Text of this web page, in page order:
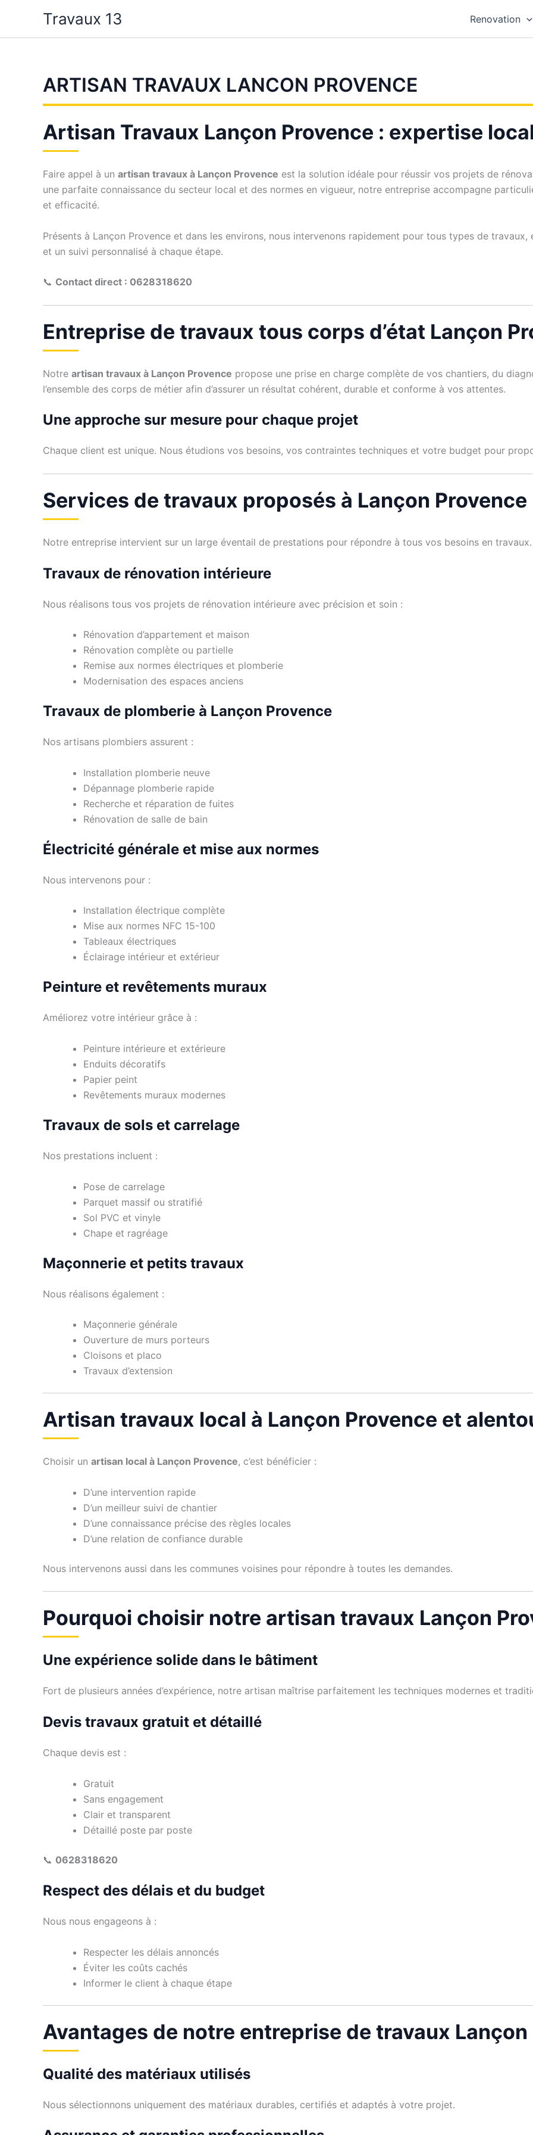
contenu
Travaux 13 Renovation
ARTISAN TRAVAUX LANCON PROVENCE
Artisan Travaux Lançon Provence : expertise
Faire appel à un artisan travaux à Lançon Provence est la solution idéale pour réussir vos projets de
une parfaite connaissance du secteur local et des normes en vigueur, notre entreprise accompagne
et efficacité.
Présents à Lançon Provence et dans les environs, nous intervenons rapidement pour tous types de
et un suivi personnalisé à chaque étape.
📞 Contact direct : 0628318620
Entreprise de travaux tous corps d’état Lançon
Notre artisan travaux à Lançon Provence propose une prise en charge complète de vos chantiers, du
l’ensemble des corps de métier afin d’assurer un résultat cohérent, durable et conforme à vos attentes.
Une approche sur mesure pour chaque projet
Chaque client est unique. Nous étudions vos besoins, vos contraintes techniques et votre budget pour
Services de travaux proposés à Lançon Provence
Notre entreprise intervient sur un large éventail de prestations pour répondre à tous vos besoins en travaux.
Travaux de rénovation intérieure
Nous réalisons tous vos projets de rénovation intérieure avec précision et soin :
Rénovation d’appartement et maison
Rénovation complète ou partielle
Remise aux normes électriques et plomberie
Modernisation des espaces anciens
Travaux de plomberie à Lançon Provence
Nos artisans plombiers assurent :
Installation plomberie neuve
Dépannage plomberie rapide
Recherche et réparation de fuites
Rénovation de salle de bain
Électricité générale et mise aux normes
Nous intervenons pour :
Installation électrique complète
Mise aux normes NFC 15-100
Tableaux électriques
Éclairage intérieur et extérieur
Peinture et revêtements muraux
Améliorez votre intérieur grâce à :
Peinture intérieure et extérieure
Enduits décoratifs
Papier peint
Revêtements muraux modernes
Travaux de sols et carrelage
Nos prestations incluent :
Pose de carrelage
Parquet massif ou stratifié
Sol PVC et vinyle
Chape et ragréage
Maçonnerie et petits travaux
Nous réalisons également :
Maçonnerie générale
Ouverture de murs porteurs
Cloisons et placo
Travaux d’extension
Artisan travaux local à Lançon Provence et
Choisir un artisan local à Lançon Provence, c’est bénéficier :
D’une intervention rapide
D’un meilleur suivi de chantier
D’une connaissance précise des règles locales
D’une relation de confiance durable
Nous intervenons aussi dans les communes voisines pour répondre à toutes les demandes.
Pourquoi choisir notre artisan travaux Lançon
Une expérience solide dans le bâtiment
Fort de plusieurs années d’expérience, notre artisan maîtrise parfaitement les techniques modernes et
Devis travaux gratuit et détaillé
Chaque devis est :
Gratuit
Sans engagement
Clair et transparent
Détaillé poste par poste
📞 0628318620
Respect des délais et du budget
Nous nous engageons à :
Respecter les délais annoncés
Éviter les coûts cachés
Informer le client à chaque étape
Avantages de notre entreprise de travaux Lançon
Qualité des matériaux utilisés
Nous sélectionnons uniquement des matériaux durables, certifiés et adaptés à votre projet.